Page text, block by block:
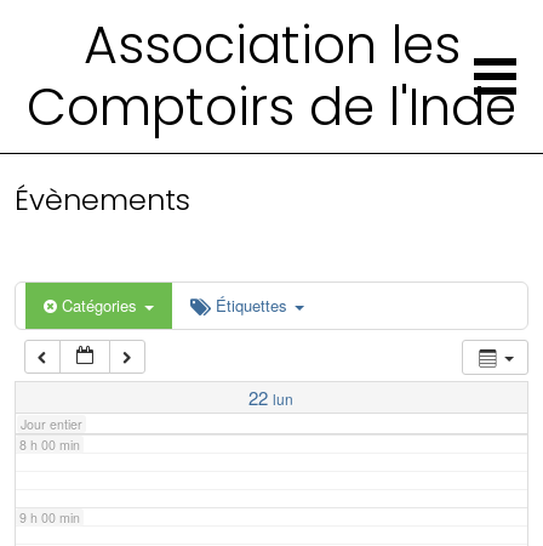
Association les
Comptoirs de l'Inde
Évènements
Catégories Étiquettes
22 lun
Jour entier
4 h 00 min
6 h 00 min
7 h 00 min
8 h 00 min
9 h 00 min